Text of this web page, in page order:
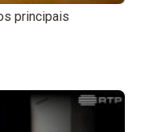
principais